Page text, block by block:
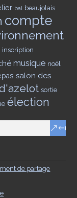
bal beaujolais
compte
inscription
musique noël
salon des
sortie
élection
de partage